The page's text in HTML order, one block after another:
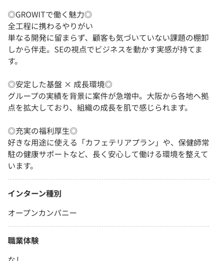
◎GROWITで働く魅力◎
全工程に携わるやりがい
単なる開発に留まらず、顧客も気づいていない課題の棚卸
しから伴走。SEの視点でビジネスを動かす実感が持てま
す。
◎安定した基盤 × 成長環境◎
グループの実績を背景に案件が急増中。大阪から各地へ拠
点を拡大しており、組織の成長を肌で感じられます。
◎充実の福利厚生◎
好きな用途に使える「カフェテリアプラン」や、保健師常
駐の健康サポートなど、長く安心して働ける環境を整えて
います。
インターン種別
オープンカンパニー
職業体験